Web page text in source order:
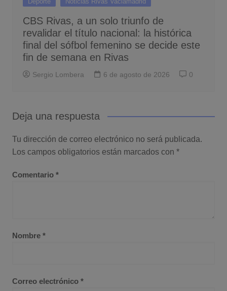
CBS Rivas, a un solo triunfo de
revalidar el título nacional: la histórica
final del sófbol femenino se decide este
fin de semana en Rivas
Sergio Lombera 6 de agosto de 2026 0
Deja una respuesta
Tu dirección de correo electrónico no será publicada.
Los campos obligatorios están marcados con *
Comentario *
Nombre *
Correo electrónico *